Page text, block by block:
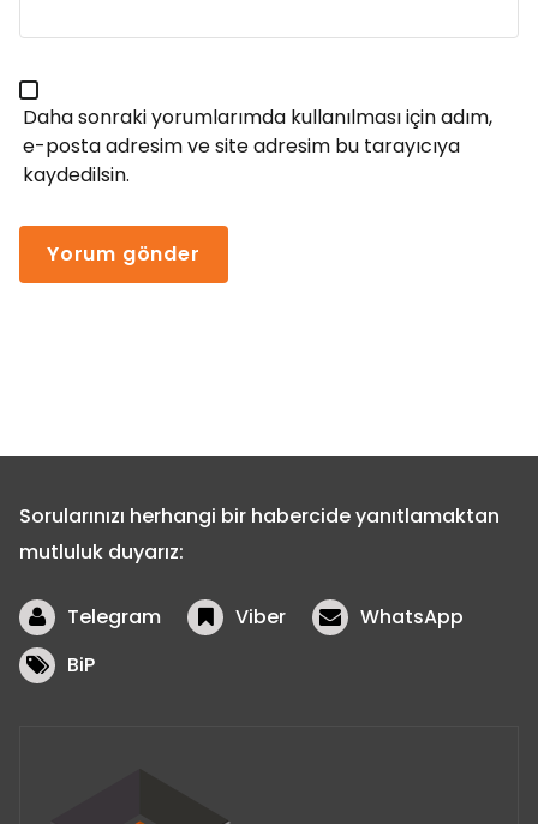
Daha sonraki yorumlarımda kullanılması için adım,
e-posta adresim ve site adresim bu tarayıcıya
kaydedilsin.
Sorularınızı herhangi bir habercide yanıtlamaktan
mutluluk duyarız:
Telegram Viber
WhatsApp
BiP